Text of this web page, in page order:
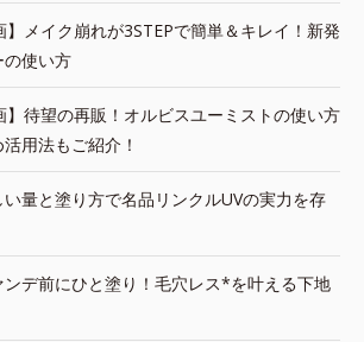
】メイク崩れが3STEPで簡単＆キレイ！新発
使い方
】待望の再販！オルビスユーミストの使い方
用法もご紹介！
い量と塗り方で名品リンクルUVの実力を存
ンデ前にひと塗り！毛穴レス*を叶える下地